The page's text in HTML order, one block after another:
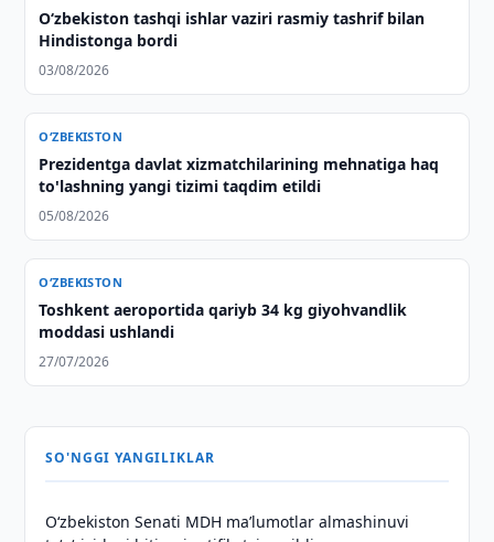
O‘zbekiston tashqi ishlar vaziri rasmiy tashrif bilan
Hindistonga bordi
03/08/2026
O‘ZBEKISTON
Prezidentga davlat xizmatchilarining mehnatiga haq
to'lashning yangi tizimi taqdim etildi
05/08/2026
O‘ZBEKISTON
Toshkent aeroportida qariyb 34 kg giyohvandlik
moddasi ushlandi
27/07/2026
SO'NGGI YANGILIKLAR
Oʻzbekiston Senati MDH maʼlumotlar almashinuvi